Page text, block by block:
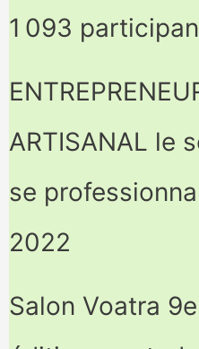
1 093
ARTISANAL le
se
2022
Salon Voatra 9e